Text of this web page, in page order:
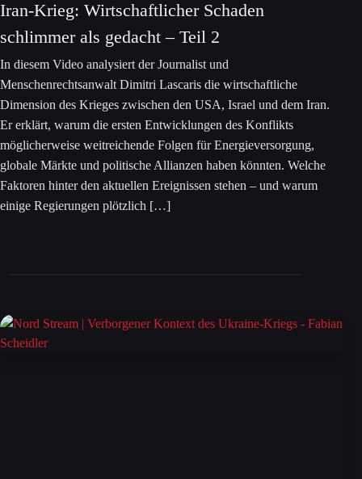
Iran-Krieg: Wirtschaftlicher Schaden
schlimmer als gedacht – Teil 2
In diesem Video analysiert der Journalist und
Menschenrechtsanwalt Dimitri Lascaris die wirtschaftliche
Dimension des Krieges zwischen den USA, Israel und dem Iran.
Er erklärt, warum die ersten Entwicklungen des Konflikts
möglicherweise weitreichende Folgen für Energieversorgung,
globale Märkte und politische Allianzen haben könnten. Welche
Faktoren hinter den aktuellen Ereignissen stehen – und warum
einige Regierungen plötzlich […]